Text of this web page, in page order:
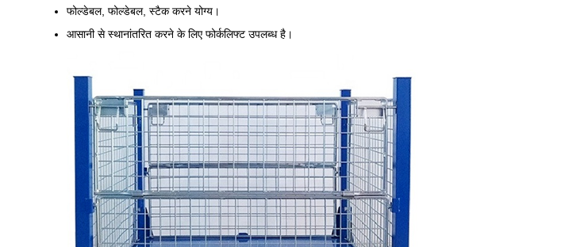
फोल्डेबल, फोल्डेबल, स्टैक करने योग्य।
आसानी से स्थानांतरित करने के लिए फोर्कलिफ्ट उपलब्ध है।